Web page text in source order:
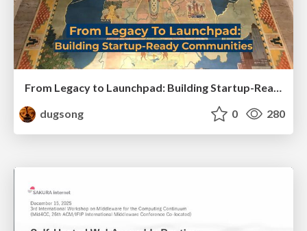
dugsong
0 280